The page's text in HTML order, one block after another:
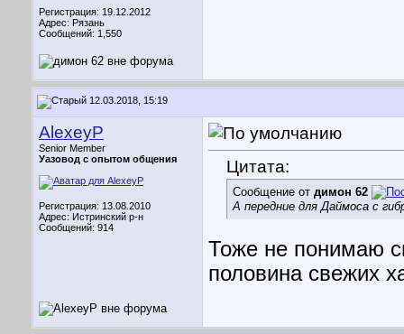
Регистрация: 19.12.2012
Адрес: Рязань
Сообщений: 1,550
12.03.2018, 15:19
AlexeyP
Senior Member
Уазовод с опытом общения
Регистрация: 13.08.2010
Адрес: Истринский р-н
Сообщений: 914
Цитата:
Сообщение от димон 62
А передние для Даймоса с
Тоже не понимаю
половина свежих